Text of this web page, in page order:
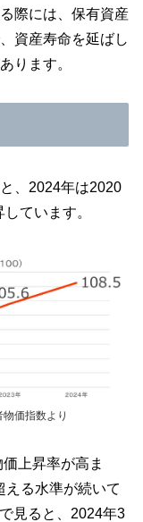
際には、保有資産
資産寿命を延ばし
ります。
、2024年は2020
ています。
価指数より
上昇率が高ま
える水準が続いて
見ると、2024年3